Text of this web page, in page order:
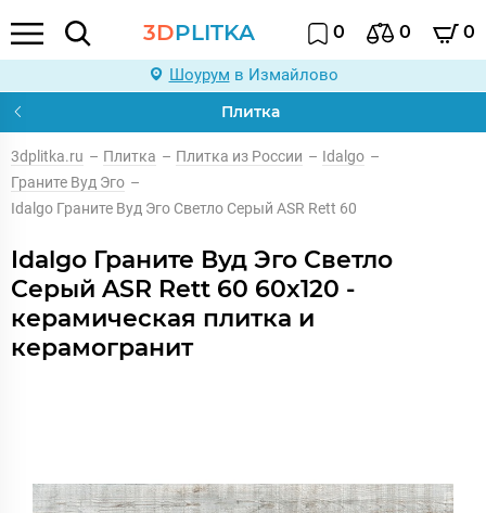
3DPLITKA 0 0 0
Шоурум в Измайлово
Плитка
3dplitka.ru – Плитка – Плитка из России – Idalgo –
Граните Вуд Эго –
Idalgo Граните Вуд Эго Светло Серый ASR Rett 60
Idalgo Граните Вуд Эго Светло
Серый ASR Rett 60 60x120 -
керамическая плитка и
керамогранит